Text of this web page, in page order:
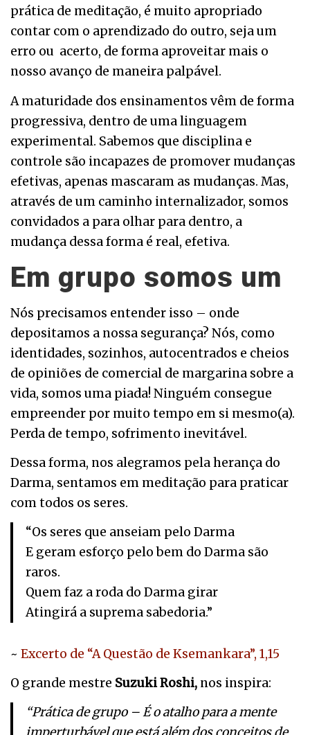
prática de meditação, é muito apropriado
contar com o aprendizado do outro, seja um
erro ou acerto, de forma aproveitar mais o
nosso avanço de maneira palpável.
A maturidade dos ensinamentos vêm de forma
progressiva, dentro de uma linguagem
experimental. Sabemos que disciplina e
controle são incapazes de promover mudanças
efetivas, apenas mascaram as mudanças. Mas,
através de um caminho internalizador, somos
convidados a para olhar para dentro, a
mudança dessa forma é real, efetiva.
Em grupo somos um
Nós precisamos entender isso – onde
depositamos a nossa segurança? Nós, como
identidades, sozinhos, autocentrados e cheios
de opiniões de comercial de margarina sobre a
vida, somos uma piada! Ninguém consegue
empreender por muito tempo em si mesmo(a).
Perda de tempo, sofrimento inevitável.
Dessa forma, nos alegramos pela herança do
Darma, sentamos em meditação para praticar
com todos os seres.
“Os seres que anseiam pelo Darma
E geram esforço pelo bem do Darma são
raros.
Quem faz a roda do Darma girar
Atingirá a suprema sabedoria.”
~ Excerto de “A Questão de Ksemankara”, 1,15
O grande mestre Suzuki Roshi, nos inspira:
“Prática de grupo – É o atalho para a mente